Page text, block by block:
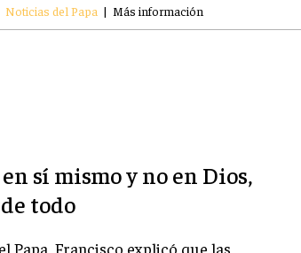
Noticias del Papa | Más información
sí mismo y no en Dios,
todo
Papa Francisco explicó que las